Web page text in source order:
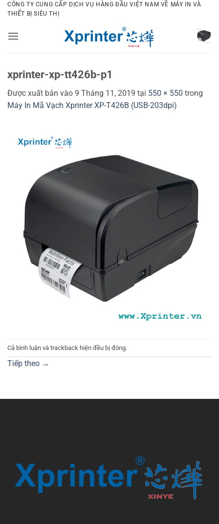
Bỏ
qua
dung
CÔNG TY CUNG CẤP DỊCH VỤ HÀNG ĐẦU VIỆT NAM VỀ MÁY IN VÀ
THIẾT BỊ SIÊU THỊ
xprinter-xp-tt426b-p1
Được xuất bản vào 9 Tháng 11, 2019 tại 550 × 550 trong
Máy In Mã Vạch Xprinter XP-T426B (USB-203dpi)
Cả bình luận và trackback hiện đều bị đóng.
Tiếp theo →